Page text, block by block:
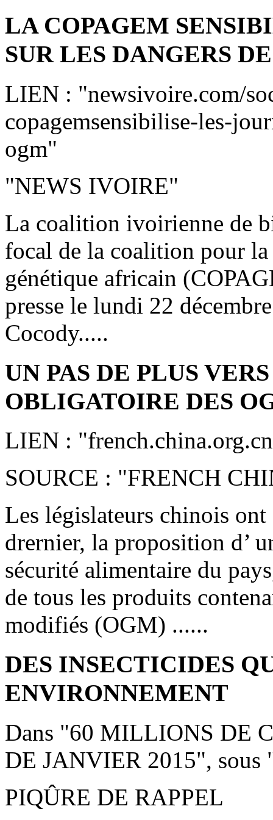
LA COPAGEM
SUR LES DANGERS
LIEN : "newsivoire.com/
copagemsensibilise-les-
ogm"
"NEWS IVOIRE"
La coalition ivoirienne de
focal de la coalition pour
génétique africain
presse le lundi 22
Cocody.....
UN PAS DE PLUS
OBLIGATOIRE DES
LIEN :
SOURCE : "FRENCH
Les législateurs chinois
drernier, la proposition d’
sécurité alimentaire du
de tous les produits
modifiés (OGM) ......
DES INSECTICIDES
ENVIRONNEMENT
Dans "60 MILLIONS DE
DE JANVIER 2015",
PIQÛRE DE RAPPEL